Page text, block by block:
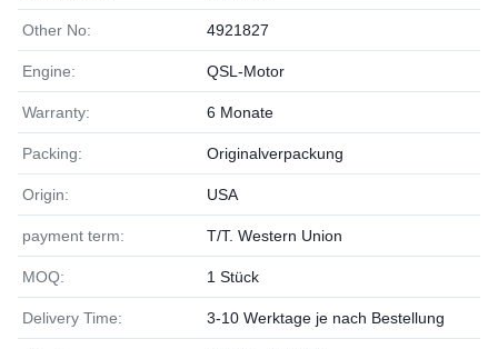
Other No: 4921827
Engine: QSL-Motor
Warranty: 6 Monate
Packing: Originalverpackung
Origin: USA
payment term: T/T. Western Union
MOQ: 1 Stück
Delivery Time: 3-10 Werktage je nach Bestellung